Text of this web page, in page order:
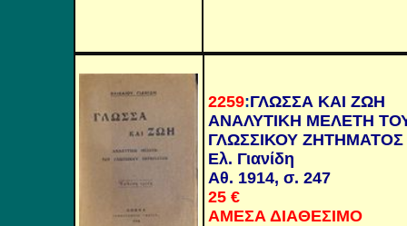
2259:ΓΛΩΣΣΑ ΚΑΙ ΖΩΗ
ΑΝΑΛΥΤΙΚΗ ΜΕΛΕΤΗ
ΓΛΩΣΣΙΚΟΥ ΖΗΤΗΜΑΤΟΣ
Ελ. Γιανίδη
Αθ. 1914, σ. 247
25 €
ΑΜΕΣΑ ΔΙΑΘΕΣΙΜΟ